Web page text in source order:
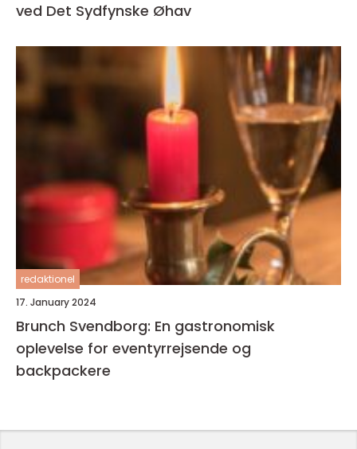
ved Det Sydfynske Øhav
redaktionel
17. January 2024
Brunch Svendborg: En gastronomisk
oplevelse for eventyrrejsende og
backpackere